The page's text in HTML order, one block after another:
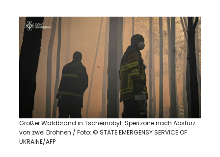
Großer Waldbrand in Tschernobyl-Sperrzone nach Absturz
von zwei Drohnen / Foto: © STATE EMERGENSY SERVICE OF
UKRAINE/AFP